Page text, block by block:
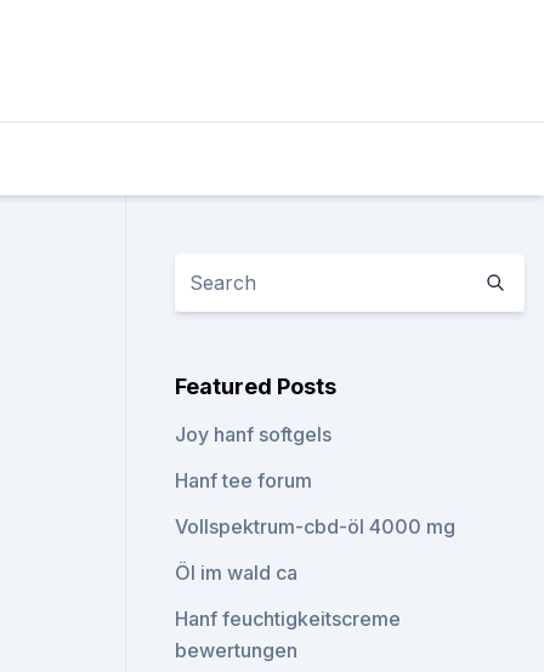
Featured Posts
Joy hanf softgels
Hanf tee forum
Vollspektrum-cbd-öl 4000 mg
Öl im wald ca
Hanf feuchtigkeitscreme
bewertungen